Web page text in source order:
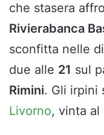
che stasera
Rivierabanca
sconfitta nelle
due alle 21 sul
Rimini. Gli irpini
Livorno, vinta al